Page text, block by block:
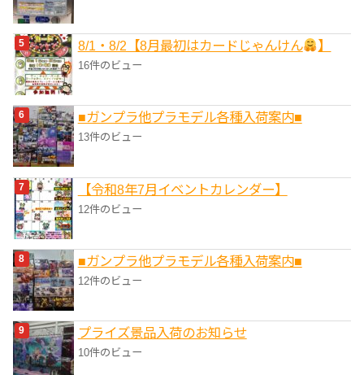
8/1・8/2【8月最初はカードじゃんけん 】
16件のビュー
■ガンプラ他プラモデル各種入荷案内■
13件のビュー
【令和8年7月イベントカレンダー】
12件のビュー
■ガンプラ他プラモデル各種入荷案内■
12件のビュー
プライズ景品入荷のお知らせ
10件のビュー